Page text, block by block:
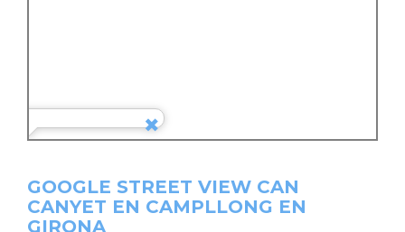
GOOGLE STREET VIEW CAN
CANYET EN CAMPLLONG EN
GIRONA